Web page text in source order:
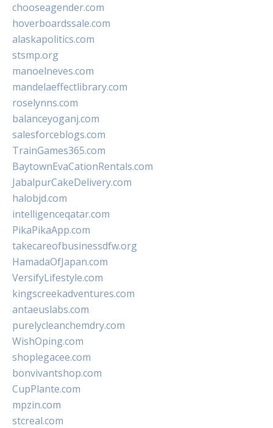
chooseagender.com
hoverboardssale.com
alaskapolitics.com
stsmp.org
manoelneves.com
mandelaeffectlibrary.com
roselynns.com
balanceyoganj.com
salesforceblogs.com
TrainGames365.com
BaytownEvaCationRentals.com
JabalpurCakeDelivery.com
halobjd.com
intelligenceqatar.com
PikaPikaApp.com
takecareofbusinessdfw.org
HamadaOfJapan.com
VersifyLifestyle.com
kingscreekadventures.com
antaeuslabs.com
purelycleanchemdry.com
WishOping.com
shoplegacee.com
bonvivantshop.com
CupPlante.com
mpzin.com
stcreal.com